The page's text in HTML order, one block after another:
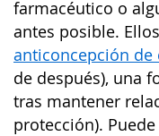
farmacéutico o
antes posible.
anticoncepción de
de después), una
tras mantener
protección).